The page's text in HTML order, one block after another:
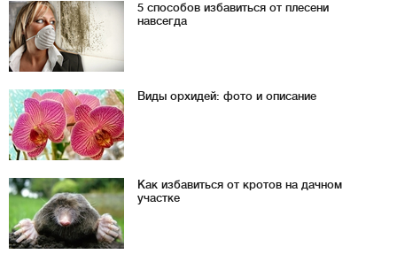
5 способов избавиться от плесени
навсегда
Виды орхидей: фото и описание
Как избавиться от кротов на дачном
участке